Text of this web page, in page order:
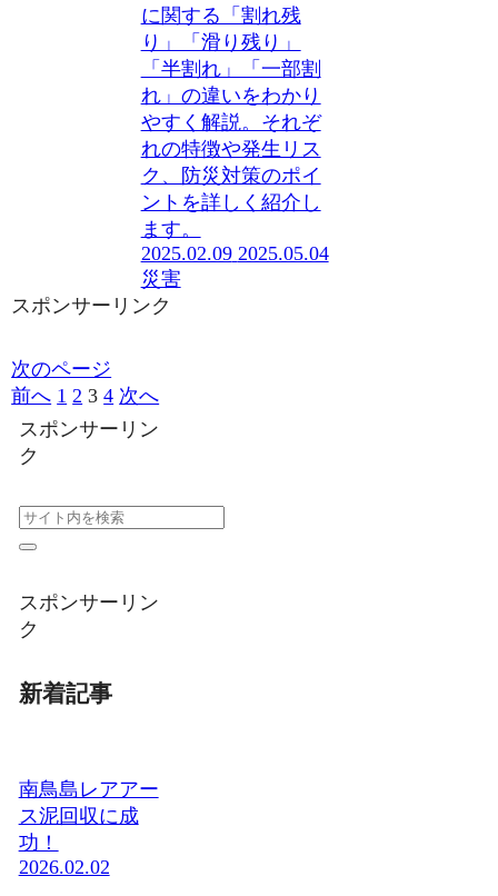
に関する「割れ残
り」「滑り残り」
「半割れ」「一部割
れ」の違いをわかり
やすく解説。それぞ
れの特徴や発生リス
ク、防災対策のポイ
ントを詳しく紹介し
ます。
2025.02.09 2025.05.04
災害
スポンサーリンク
次のページ
前へ 1 2 3 4 次へ
スポンサーリン
ク
スポンサーリン
ク
新着記事
南鳥島レアアー
ス泥回収に成
功！
2026.02.02